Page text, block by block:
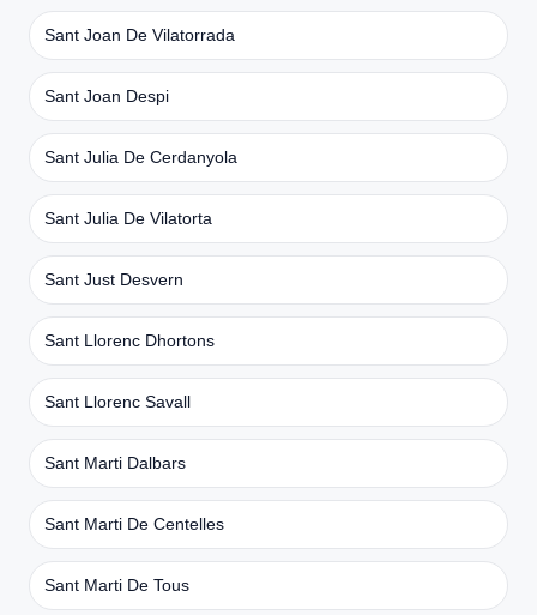
Sant Joan De Vilatorrada
Sant Joan Despi
Sant Julia De Cerdanyola
Sant Julia De Vilatorta
Sant Just Desvern
Sant Llorenc Dhortons
Sant Llorenc Savall
Sant Marti Dalbars
Sant Marti De Centelles
Sant Marti De Tous